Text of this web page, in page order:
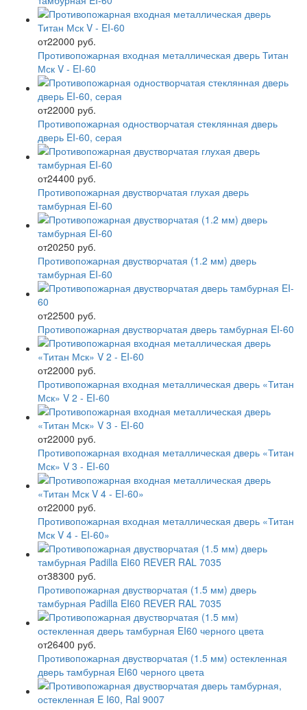
от22000 руб.
Противопожарная входная металлическая дверь Титан
Мск V - EI-60
от22000 руб.
Противопожарная одностворчатая стеклянная дверь
дверь EI-60, серая
от24400 руб.
Противопожарная двустворчатая глухая дверь
тамбурная EI-60
от20250 руб.
Противопожарная двустворчатая (1.2 мм) дверь
тамбурная EI-60
от22500 руб.
Противопожарная двустворчатая дверь тамбурная EI-60
от22000 руб.
Противопожарная входная металлическая дверь «Титан
Мск» V 2 - EI-60
от22000 руб.
Противопожарная входная металлическая дверь «Титан
Мск» V 3 - EI-60
от22000 руб.
Противопожарная входная металлическая дверь «Титан
Мск V 4 - EI-60»
от38300 руб.
Противопожарная двустворчатая (1.5 мм) дверь
тамбурная Padilla EI60 REVER RAL 7035
от26400 руб.
Противопожарная двустворчатая (1.5 мм) остекленная
дверь тамбурная EI60 черного цвета